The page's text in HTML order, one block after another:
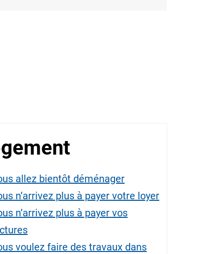
allez bientôt déménager
n’arrivez plus à payer votre loyer
n’arrivez plus à payer vos
voulez faire des travaux dans